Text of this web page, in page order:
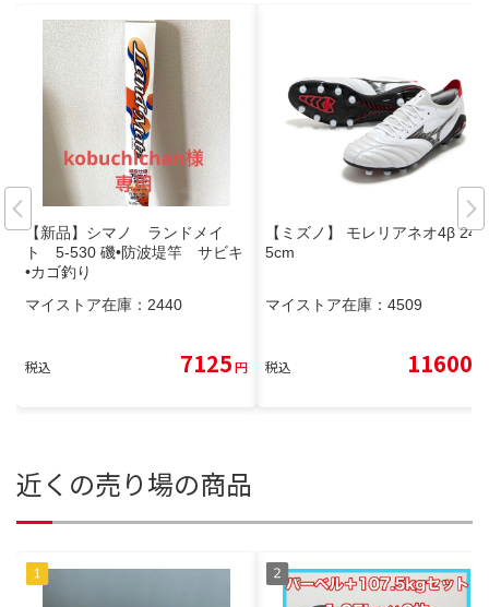
【新品】シマノ ランドメイ
ト 5-530 磯•防波堤竿 サビキ
•カゴ釣り
マイストア在庫： 2440
税込 7125円
【ミズノ】 モレリアネオ4β 24.
5cm
マイストア在庫： 4509
税込 11600
近くの売り場の商品